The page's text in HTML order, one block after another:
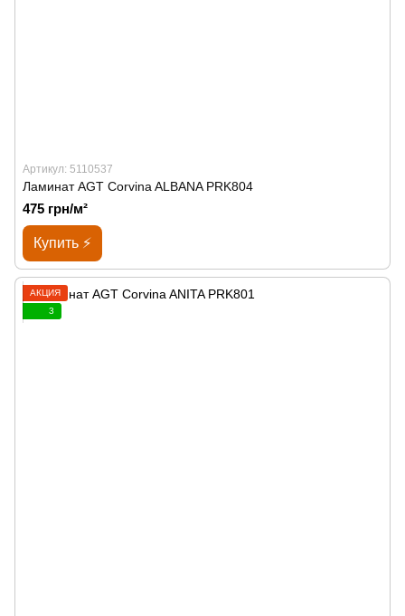
Артикул: 5110537
Ламинат AGT Corvina ALBANA PRK804
475 грн/м²
Купить ⚡
АКЦИЯ
3